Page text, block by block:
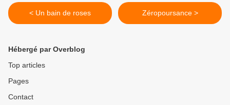
< Un bain de roses Zéropoursance >
Hébergé par Overblog
Top articles
Pages
Contact